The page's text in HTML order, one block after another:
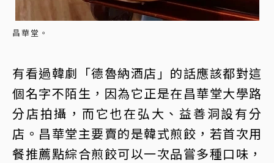
昌華堂。
有看過韓劇「德魯納酒店」的話應該都對這
個名字不陌生，因為它正是在昌華堂大學路
分店拍攝，而它也在弘大、益善洞設有分
店。昌華堂主要賣的是韓式煎餃，若首次用
餐推薦點綜合煎餃可以一次品嘗多種口味，